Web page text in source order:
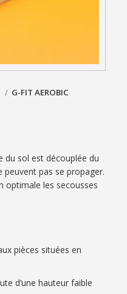
G-FIT AEROBIC
du sol est découplée du
peuvent pas se propager.
optimale les secousses
pièces situées en
d’une hauteur faible